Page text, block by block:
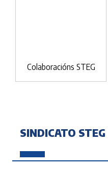
Colaboracións STEG
SINDICATO STEG